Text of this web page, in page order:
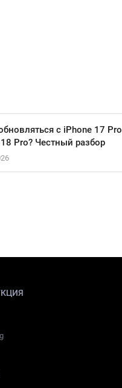
с iPhone 17 Pro
Pro? Честный разбор